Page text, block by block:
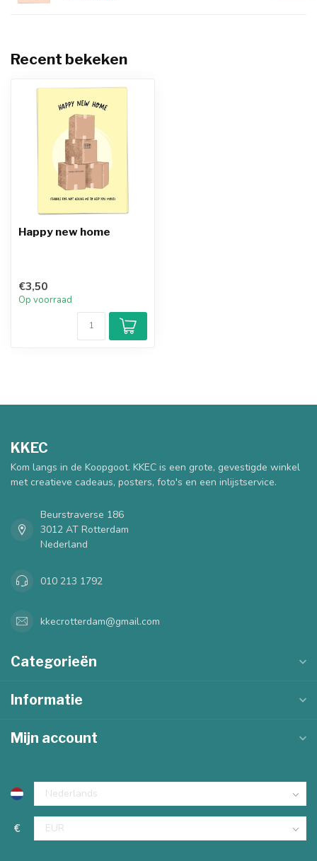
Recent bekeken
Happy new home
€3,50
Op voorraad
KKEC
Kom langs in de Koopgoot. KKEC is een grote, gevestigde winkel
met creatieve cadeaus, posters, foto's en een inlijstservice.
Beurstraverse 186
3012 AT Rotterdam
Nederland
010 213 1792
kkecrotterdam@gmail.com
Categorieën
Informatie
Mijn account
€